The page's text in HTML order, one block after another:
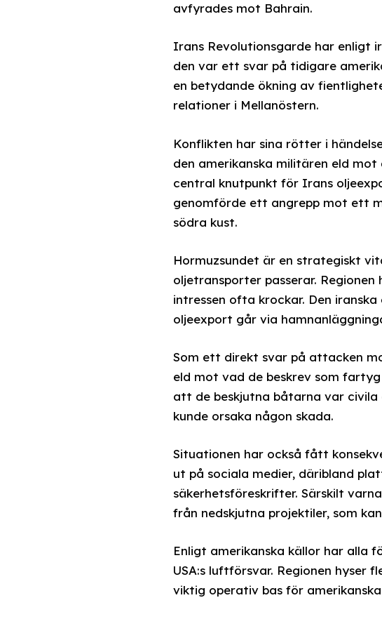
avfyrades mot Bahrain.
Irans Revolutionsgarde har enligt
den var ett svar på tidigare
en betydande ökning av
relationer i Mellanöstern.
Konflikten har sina rötter i
den amerikanska militären eld
central knutpunkt för Irans
genomförde ett angrepp mot ett
södra kust.
Hormuzsundet är en strategiskt
oljetransporter passerar.
intressen ofta krockar. Den
oljeexport går via
Som ett direkt svar på attacken
eld mot vad de beskrev som
att de beskjutna båtarna var
kunde orsaka någon skada.
Situationen har också fått
ut på sociala medier, däribland
säkerhetsföreskrifter. Särskilt
från nedskjutna projektiler, som
Enligt amerikanska källor har alla
USA:s luftförsvar. Regionen hyser
viktig operativ bas för